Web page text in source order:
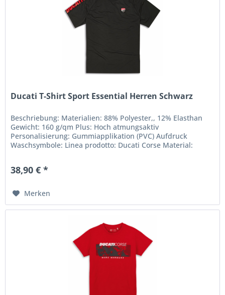
Ducati T-Shirt Sport Essential Herren Schwarz
Beschriebung: Materialien: 88% Polyester,, 12% Elasthan
Gewicht: 160 g/qm Plus: Hoch atmungsaktiv
Personalisierung: Gummiapplikation (PVC) Aufdruck
Waschsymbole: Linea prodotto: Ducati Corse Material:
38,90 € *
Merken